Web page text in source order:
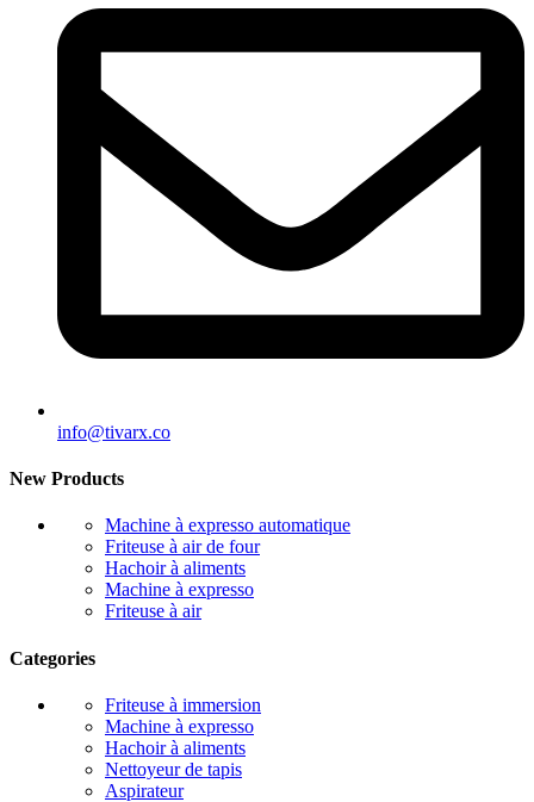
info@tivarx.co
New Products
Machine à expresso automatique
Friteuse à air de four
Hachoir à aliments
Machine à expresso
Friteuse à air
Categories
Friteuse à immersion
Machine à expresso
Hachoir à aliments
Nettoyeur de tapis
Aspirateur